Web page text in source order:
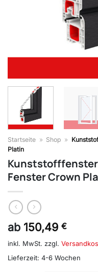
Startseite » Shop »
Platin
Kunststofffenster
Fenster Crown
ab 150,49 €
inkl. MwSt. zzgl.
Lieferzeit: 4-6 Wochen